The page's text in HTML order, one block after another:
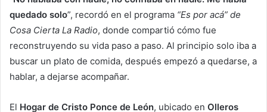
quedado solo”, recordó en el programa “Es por acá” de
Cosa Cierta La Radio, donde compartió cómo fue
reconstruyendo su vida paso a paso. Al principio solo iba a
buscar un plato de comida, después empezó a quedarse, a
hablar, a dejarse acompañar.
El Hogar de Cristo Ponce de León, ubicado en Olleros